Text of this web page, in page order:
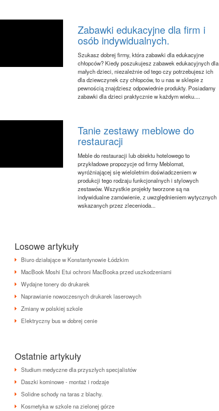
Zabawki edukacyjne dla firm i
osób indywidualnych.
Szukasz dobrej firmy, która zabawki dla edukacyjne
chłopców? Kiedy poszukujesz zabawek edukacyjnych dla
małych dzieci, niezależnie od tego czy potrzebujesz ich
dla dziewczynek czy chłopców, to u nas w sklepie z
pewnością znajdziesz odpowiednie produkty. Posiadamy
zabawki dla dzieci praktycznie w każdym wieku....
Tanie zestawy meblowe do
restauracji
Meble do restauracji lub obiektu hotelowego to
przykładowe propozycje od firmy Meblomat,
wyróżniającej się wieloletnim doświadczeniem w
produkcji tego rodzaju funkcjonalnych i stylowych
zestawów. Wszystkie projekty tworzone są na
indywidualne zamówienie, z uwzględnieniem wytycznych
wskazanych przez zlecenioda...
Losowe artykuły
Biuro działające w Konstantynowie Łódzkim
MacBook Moshi Etui ochroni MacBooka przed uszkodzeniami
Wydajne tonery do drukarek
Naprawianie nowoczesnych drukarek laserowych
Zmiany w polskiej szkole
Elektryczny bus w dobrej cenie
Ostatnie artykuły
Studium medyczne dla przyszłych specjalistów
Daszki kominowe - montaż i rodzaje
Solidne schody na taras z blachy.
Kosmetyka w szkole na zielonej górze